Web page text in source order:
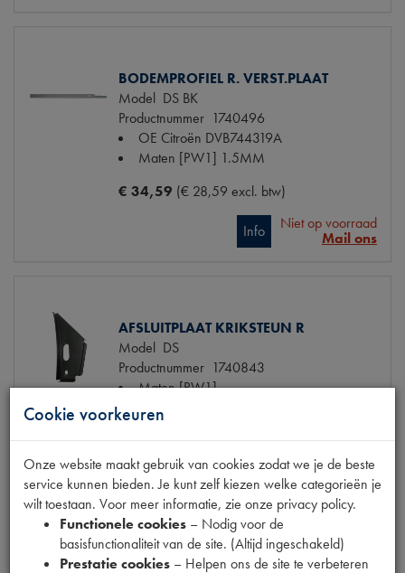
BODEMPROFIEL R. VERST.PLAAT
Model DS BK
Productnummer 1740496
OE Citroën DVB744319A
Maten [PW1] 1.5MM
€ 34,59 (€ 28,59 excl. btw)
Info
Niet op voorraad
Mail ons
AFSLUITPLAAT KRIKSTEUN R
Model DS
Productnummer 1740843
Maten[PW1]
€ 25,69 (€ 21,23 excl. btw)
€ 15,42(€ 12,74 excl. btw)
Info
Cookie voorkeuren
Onze website maakt gebruik van cookies zodat we je de beste
service kunnen bieden. Je kunt zelf kiezen welke categorieën je
wilt toestaan. Voor meer informatie, zie onze privacy policy.
Functionele cookies – Nodig voor de
basisfunctionaliteit van de site. (Altijd ingeschakeld)
Prestatie cookies – Helpen ons de site te verbeteren